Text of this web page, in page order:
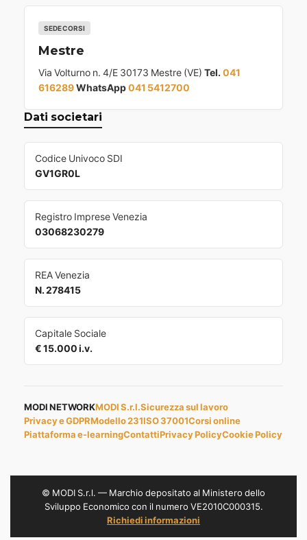
SEDE CORSI
Mestre
Via Volturno n. 4/E 30173 Mestre (VE) Tel. 041
616289WhatsApp041 5412700
Dati societari
Codice Univoco SDI
GV1GR0L
Registro Imprese Venezia
03068230279
REA Venezia
N. 278415
Capitale Sociale
€ 15.000 i.v.
MODI NETWORKMODI S.r.l.Sicurezza sul lavoro
Privacy e GDPRModello 231ISO 37001Corsi online
Piattaforma e-learningContattiPrivacy PolicyCookie Policy
© MODI S.r.l. — Marchio depositato al Ministero dello
Sviluppo Economico con il numero VE2010C000315.
Richiedi informazioni